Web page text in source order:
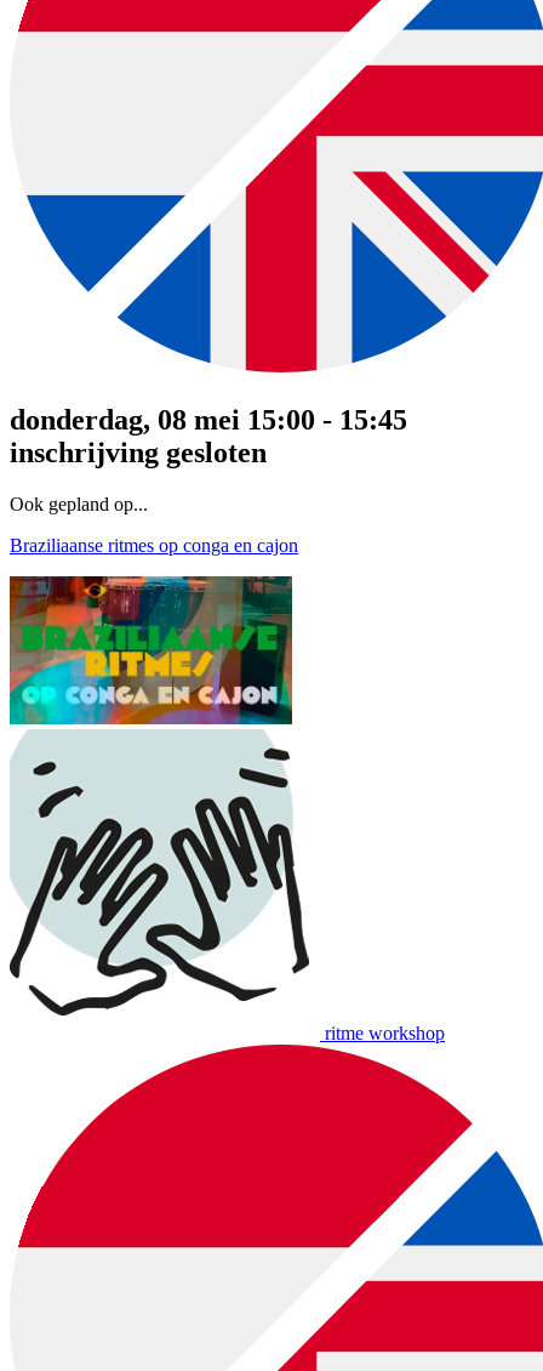
donderdag, 08 mei 15:00 - 15:45
inschrijving gesloten
Ook gepland op...
Braziliaanse ritmes op conga en cajon
ritme workshop